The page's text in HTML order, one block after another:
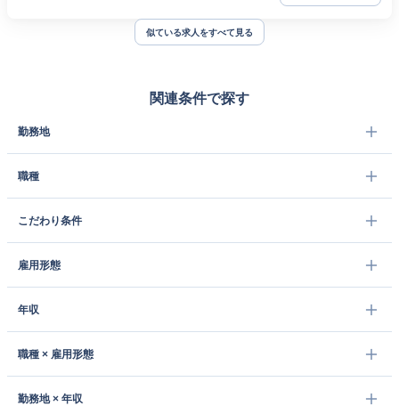
似ている求人をすべて見る
関連条件で探す
勤務地
職種
こだわり条件
雇用形態
年収
職種 × 雇用形態
勤務地 × 年収